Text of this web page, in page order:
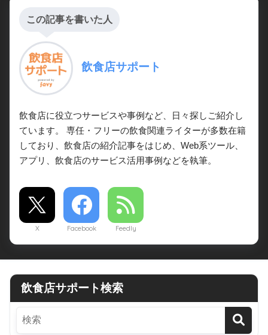
この記事を書いた人
飲食店サポート
飲食店に役立つサービスや事例など、日々探しご紹介し
ています。 専任・フリーの飲食関連ライターが多数在籍
しており、飲食店の紹介記事をはじめ、Web系ツール、
アプリ、飲食店のサービス活用事例などを執筆。
X Facebook Feedly
飲食店サポート検索